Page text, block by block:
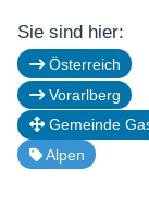
Sie sind hier:
Österreich
Vorarlberg
Gemeinde
Alpen